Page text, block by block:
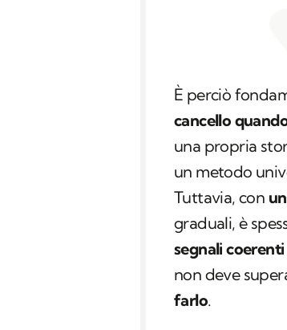
È perciò
cancello
una propria
un metodo
Tuttavia, con
graduali, è
segnali coerenti
non deve
farlo.